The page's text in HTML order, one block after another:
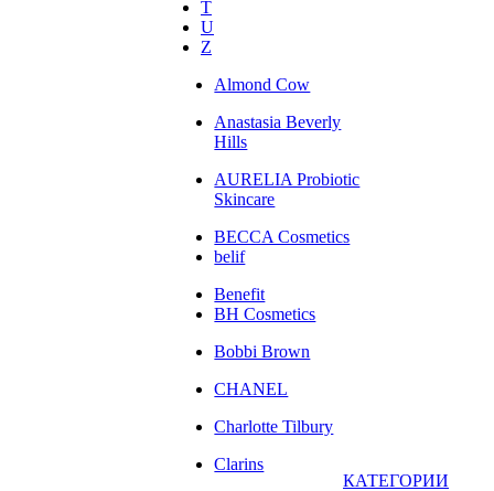
T
U
Z
Almond Cow
Anastasia Beverly
Hills
AURELIA Probiotic
Skincare
BECCA Cosmetics
belif
Benefit
BH Cosmetics
Bobbi Brown
CHANEL
Charlotte Tilbury
Clarins
КАТЕГОРИИ